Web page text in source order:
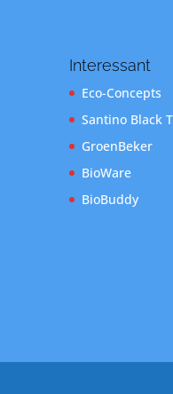
Interessant
Eco-Concepts
Santino Black
GroenBeker
BioWare
BioBuddy